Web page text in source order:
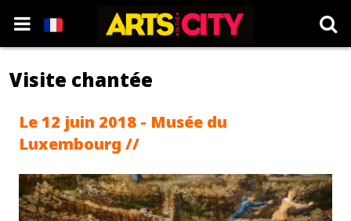
Visite chantée
Le 12 juin 2018 - Musée du
Luxembourg //